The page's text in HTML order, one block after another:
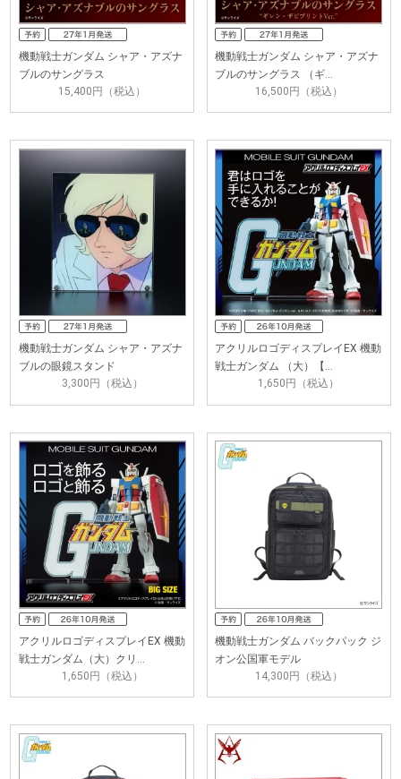
機動戦士ガンダム シャア・アズナ
ブルのサングラス
15,400円（税込）
機動戦士ガンダム シャア・アズナ
ブルのサングラス （ギ…
16,500円（税込）
機動戦士ガンダム シャア・アズナ
ブルの眼鏡スタンド
3,300円（税込）
アクリルロゴディスプレイEX 機動
戦士ガンダム （大）【…
1,650円（税込）
アクリルロゴディスプレイEX 機動
戦士ガンダム（大）クリ…
1,650円（税込）
機動戦士ガンダム バックパック ジ
オン公国軍モデル
14,300円（税込）